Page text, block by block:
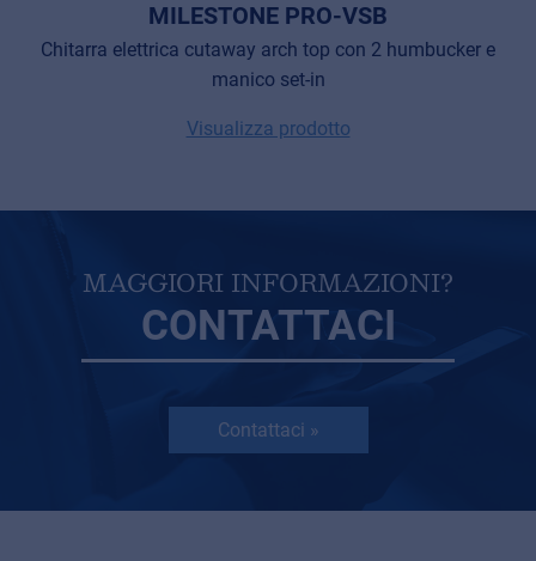
MILESTONE PRO-VSB
Chitarra elettrica cutaway arch top con 2 humbucker e
manico set-in
Visualizza prodotto
MAGGIORI INFORMAZIONI?
CONTATTACI
Contattaci »